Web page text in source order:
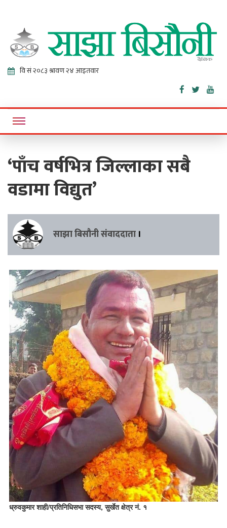
Sajha
Bisaunee
Online News Portal
‘पाँच वर्षभित्र जिल्लाका सबै
वडामा विद्युत’
साझा बिसौनी संवाददाता ।
ध्रुवकुमार शाही/प्रतिनिधिसभा सदस्य, सुर्खेत क्षेत्र नं. १